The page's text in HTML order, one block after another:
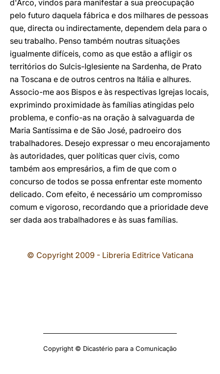
d'Arco, vindos para manifestar a sua preocupação
pelo futuro daquela fábrica e dos milhares de pessoas
que, directa ou indirectamente, dependem dela para o
seu trabalho. Penso também noutras situações
igualmente difíceis, como as que estão a afligir os
territórios do Sulcis-Iglesiente na Sardenha, de Prato
na Toscana e de outros centros na Itália e alhures.
Associo-me aos Bispos e às respectivas Igrejas locais,
exprimindo proximidade às famílias atingidas pelo
problema, e confio-as na oração à salvaguarda de
Maria Santíssima e de São José, padroeiro dos
trabalhadores. Desejo expressar o meu encorajamento
às autoridades, quer políticas quer civis, como
também aos empresários, a fim de que com o
concurso de todos se possa enfrentar este momento
delicado. Com efeito, é necessário um compromisso
comum e vigoroso, recordando que a prioridade deve
ser dada aos trabalhadores e às suas famílias.
© Copyright 2009 - Libreria Editrice Vaticana
Copyright © Dicastério para a Comunicação